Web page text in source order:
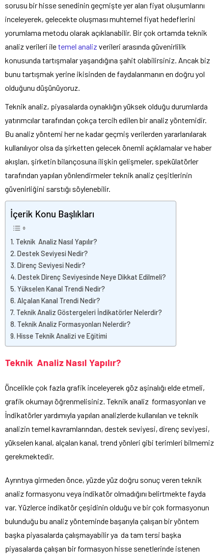
sorusu bir hisse senedinin geçmişte yer alan fiyat oluşumlarını
inceleyerek, gelecekte oluşması muhtemel fiyat hedeflerini
yorumlama metodu olarak açıklanabilir. Bir çok ortamda teknik
analiz verileri iletemel analiz verileri arasında güvenirlilik
konusunda tartışmalar yaşandığına şahit olabilirsiniz. Ancak biz
bunu tartışmak yerine ikisinden de faydalanmanın en doğru yol
olduğunu düşünüyoruz.
Teknik analiz, piyasalarda oynaklığın yüksek olduğu durumlarda
yatırımcılar tarafından çokça tercih edilen bir analiz yöntemidir.
Bu analiz yöntemi her ne kadar geçmiş verilerden yararlanılarak
kullanılıyor olsa da şirketten gelecek önemli açıklamalar ve haber
akışları, şirketin bilançosuna ilişkin gelişmeler, spekülatörler
tarafından yapılan yönlendirmeler teknik analiz çeşitlerinin
güvenirliğini sarstığı söylenebilir.
İçerik Konu Başlıkları
Teknik Analiz Nasıl Yapılır?
Destek Seviyesi Nedir?
Direnç Seviyesi Nedir?
Destek Direnç Seviyesinde Neye Dikkat Edilmeli?
Yükselen Kanal Trendi Nedir?
Alçalan Kanal Trendi Nedir?
Teknik Analiz Göstergeleri İndikatörler Nelerdir?
Teknik Analiz Formasyonları Nelerdir?
Hisse Teknik Analizi ve Eğitimi
Teknik Analiz Nasıl Yapılır?
Öncelikle çok fazla grafik inceleyerek göz aşinalığı elde etmeli,
grafik okumayı öğrenmelisiniz. Teknik analiz formasyonları ve
İndikatörler yardımıyla yapılan analizlerde kullanılan ve teknik
analizin temel kavramlarından, destek seviyesi, direnç seviyesi,
yükselen kanal, alçalan kanal, trend yönleri gibi terimleri bilmemiz
gerekmektedir.
Ayrıntıya girmeden önce, yüzde yüz doğru sonuç veren teknik
analiz formasyonu veya indikatör olmadığını belirtmekte fayda
var. Yüzlerce indikatör çeşidinin olduğu ve bir çok formasyonun
bulunduğu bu analiz yönteminde başarıyla çalışan bir yöntem
başka piyasalarda çalışmayabilir ya da tam tersi başka
piyasalarda çalışan bir formasyon hisse senetlerinde istenen